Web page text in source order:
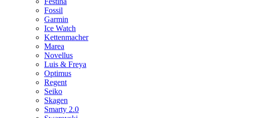
Fossil
Garmin
Ice Watch
Kettenmacher
Marea
Novellus
Luis & Freya
Optimus
Regent
Seiko
Skagen
Smarty 2.0